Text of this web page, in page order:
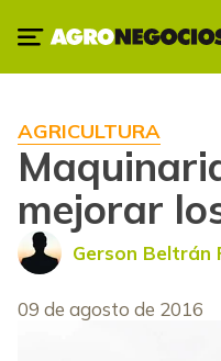
AGRICULTURA
mejorar
Gerson Beltrán
09 de agosto de 2016